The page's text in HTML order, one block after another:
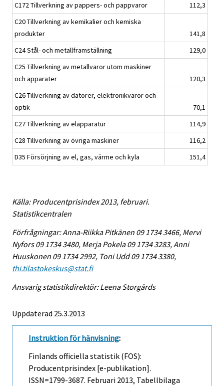
C172 Tillverkning av pappers- och pappvaror
112,3
C20 Tillverkning av kemikalier och kemiska
produkter
141,8
C24 Stål- och metallframställning
129,0
C25 Tillverkning av metallvaror utom maskiner
och apparater
120,3
C26 Tillverkning av datorer, elektronikvaror och
optik
70,1
C27 Tillverkning av elapparatur
114,9
C28 Tillverkning av övriga maskiner
116,2
D35 Försörjning av el, gas, värme och kyla
151,4
Källa: Producentprisindex 2013, februari.
Statistikcentralen
Förfrågningar: Anna-Riikka Pitkänen 09 1734 3466, Mervi
Nyfors 09 1734 3480, Merja Pokela 09 1734 3283, Anni
Huuskonen 09 1734 2992, Toni Udd 09 1734 3380,
thi.tilastokeskus@stat.fi
Ansvarig statistikdirektör: Leena Storgårds
Uppdaterad 25.3.2013
Instruktion för hänvisning:
Finlands officiella statistik (FOS):
Producentprisindex [e-publikation].
ISSN=1799-3687. Februari 2013, Tabellbilaga